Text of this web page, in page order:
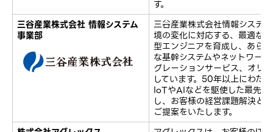
す。
三谷産業株式会社 情報システム
事業部
三谷産業株式会社情報システ
境の変化に対応する、最適な
型エンジニアを育成し、あら
な基幹システムやネットワー
グレーションサービス、オリ
しています。50年以上にわた
IoTやAIなどを駆使した最先端
し、お客様の経営課題解決と
ご提案をいたします。